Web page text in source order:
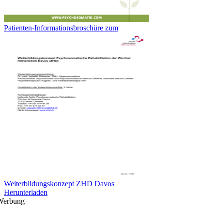
Patienten-Informationsbroschüre zum
Weiterbildungskonzept ZHD Davos
Herunterladen